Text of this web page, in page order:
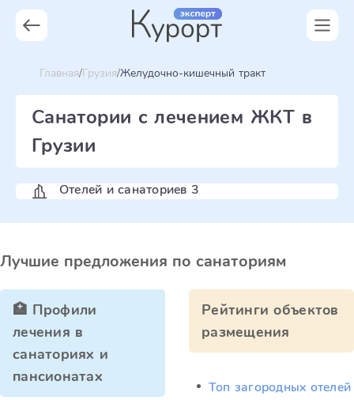
Главная Грузия Желудочно-кишечный тракт
Санатории с лечением ЖКТ в
Грузии
Отелей и санаториев 3
Лучшие предложения по санаториям
🏥 Профили
лечения в
санаториях и
пансионатах
Рейтинги объектов
размещения
Топ загородных отелей